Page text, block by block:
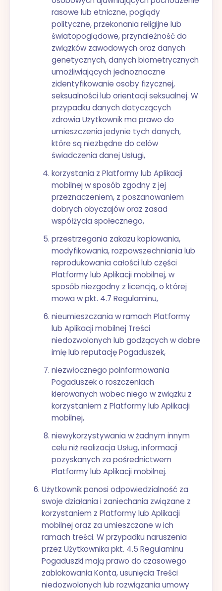
rasowe lub etniczne, poglądy
polityczne, przekonania religijne lub
światopoglądowe, przynależność do
związków zawodowych oraz danych
genetycznych, danych biometrycznych
umożliwiających jednoznaczne
zidentyfikowanie osoby fizycznej,
seksualności lub orientacji seksualnej. W
przypadku danych dotyczących
zdrowia Użytkownik ma prawo do
umieszczenia jedynie tych danych,
które są niezbędne do celów
świadczenia danej Usługi,
korzystania z Platformy lub Aplikacji
mobilnej w sposób zgodny z jej
przeznaczeniem, z poszanowaniem
dobrych obyczajów oraz zasad
współżycia społecznego,
przestrzegania zakazu kopiowania,
modyfikowania, rozpowszechniania lub
reprodukowania całości lub części
Platformy lub Aplikacji mobilnej, w
sposób niezgodny z licencją, o której
mowa w pkt. 4.7 Regulaminu,
nieumieszczania w ramach Platformy
lub Aplikacji mobilnej Treści
niedozwolonych lub godzących w dobre
imię lub reputację Pogaduszek,
niezwłocznego poinformowania
Pogaduszek o roszczeniach
kierowanych wobec niego w związku z
korzystaniem z Platformy lub Aplikacji
mobilnej,
niewykorzystywania w żadnym innym
celu niż realizacja Usług, informacji
pozyskanych za pośrednictwem
Platformy lub Aplikacji mobilnej.
Użytkownik ponosi odpowiedzialność za
swoje działania i zaniechania związane z
korzystaniem z Platformy lub Aplikacji
mobilnej oraz za umieszczane w ich
ramach treści. W przypadku naruszenia
przez Użytkownika pkt. 4.5 Regulaminu
Pogaduszki mają prawo do czasowego
zablokowania Konta, usunięcia Treści
niedozwolonych lub rozwiązania umowy